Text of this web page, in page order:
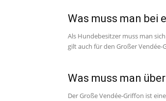
Was muss man bei
Als Hundebesitzer muss man
gilt auch für den Großer Vendée-
Was muss man
Der Große Vendée-Griffon ist